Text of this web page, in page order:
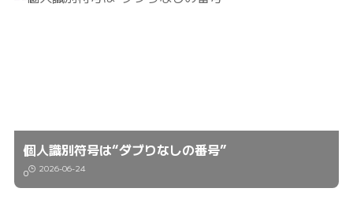
個人識別符号は“ダブりなしの番号”
0 2026-06-24